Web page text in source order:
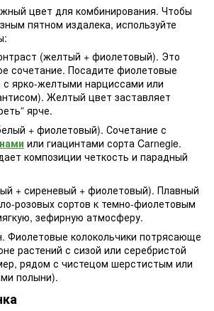
цвет для комбинирования. Чтобы
пятном издалека, используйте
(желтый + фиолетовый). Это
сочетание. Посадите фиолетовые
ярко-желтыми нарциссами или
Желтый цвет заставляет
ярче.
+ фиолетовый). Сочетание с
или гиацинтами сорта Carnegie.
композиции четкость и парадный
+ сиреневый + фиолетовый). Плавный
розовых сортов к темно-фиолетовым
зефирную атмосферу.
Фиолетовые колокольчики потрясающе
растений с сизой или серебристой
рядом с чистецом шерстистым или
полыни).